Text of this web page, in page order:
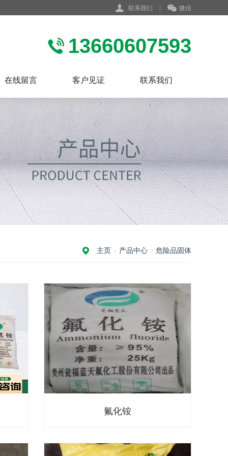
联系我们 | 微信
13660607593
在线留言 客户见证 联系我们
主页 > 产品中心 > 危险品固体
氟化铵